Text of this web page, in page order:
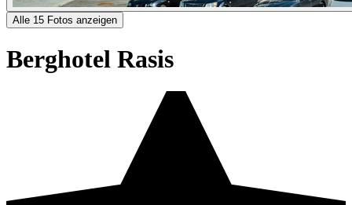
Alle 15 Fotos anzeigen
Berghotel Rasis